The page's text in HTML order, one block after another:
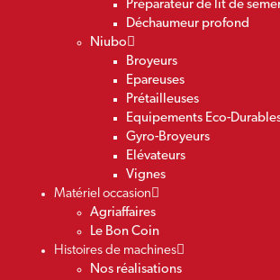
Préparateur de lit de
Déchaumeur profond
Niubo
Broyeurs
Epareuses
Prétailleuses
Equipements Eco-
Gyro-Broyeurs
Elévateurs
Vignes
Matériel occasion
Agriaffaires
Le Bon Coin
Histoires de machines
Nos réalisations